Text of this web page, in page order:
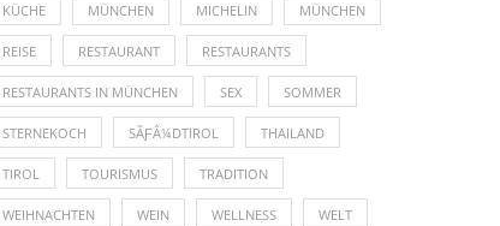
KÜCHE MÜNCHEN MICHELIN MÜNCHEN
REISE RESTAURANT RESTAURANTS
RESTAURANTS IN MÜNCHEN SEX SOMMER
STERNEKOCH SÃƑÂ¼DTIROL THAILAND
TIROL TOURISMUS TRADITION
WEIHNACHTEN WEIN WELLNESS WELT